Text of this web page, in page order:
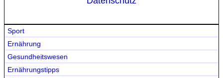
Sport
Ernährung
Gesundheitswesen
Ernährungstipps